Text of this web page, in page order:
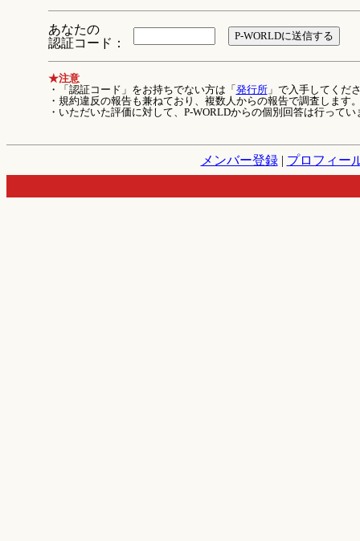
あなたの
認証コード：
★注意
・「認証コード」をお持ちでない方は「 発行所」で入手してくだ
・規約違反の報告も兼ねており、複数人からの報告で調査します
・いただいた評価に対して、P-WORLDからの個別回答は行ってい
メンバー登録| プロフィー